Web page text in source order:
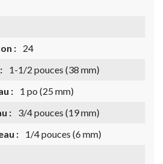
:
24
1-1/2 pouces (38 mm)
:
1 po (25 mm)
:
3/4 pouces (19 mm)
:
1/4 pouces (6 mm)